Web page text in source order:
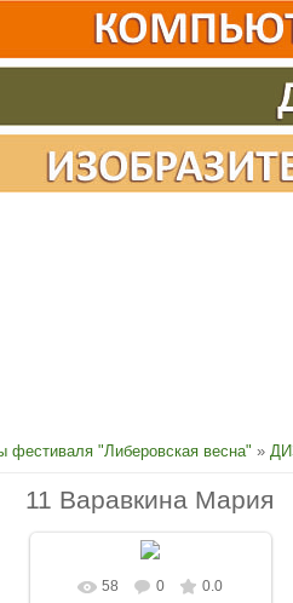
фестиваля "Либеровская весна" »
11 Варавкина Мария
58 0 0.0